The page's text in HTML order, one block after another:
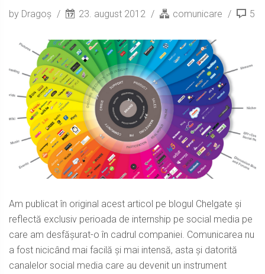
by Dragoș 23. august 2012 comunicare 5
Am publicat în original acest articol pe blogul Chelgate și
reflectă exclusiv perioada de internship pe social media pe
care am desfășurat-o în cadrul companiei. Comunicarea nu
a fost nicicând mai facilă și mai intensă, asta și datorită
canalelor social media care au devenit un instrument